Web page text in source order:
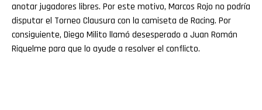
anotar jugadores libres. Por este motivo, Marcos Rojo no podría
disputar el Torneo Clausura con la camiseta de Racing. Por
consiguiente, Diego Milito llamó desesperado a Juan Román
Riquelme para que lo ayude a resolver el conflicto.